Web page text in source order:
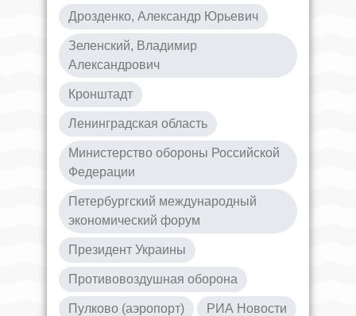
Дрозденко, Александр Юрьевич
Зеленский, Владимир
Александрович
Кронштадт
Ленинградская область
Министерство обороны Российской
Федерации
Петербургский международный
экономический форум
Президент Украины
Противовоздушная оборона
Пулково (аэропорт) РИА Новости